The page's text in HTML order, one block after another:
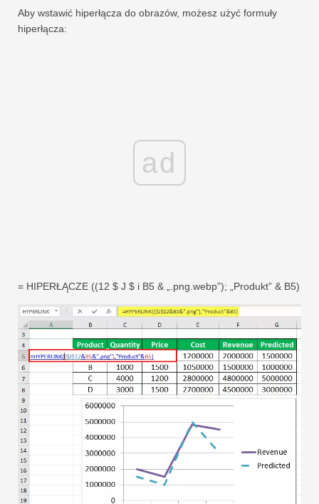
Aby wstawić hiperłącza do obrazów, możesz użyć formuły
hiperłącza:
ad
= HIPERŁĄCZE ((12 $ J $ i B5 & „.png.webp”); „Produkt” & B5)